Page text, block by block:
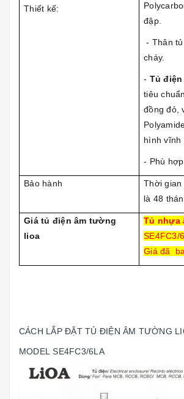
Thiết kế:
đập.
- Thân
cháy.
- Tủ
tiêu
đồng đỏ,
hình vĩnh
- Phù
Bảo hành Thời gian
là 48
Giá tủ điện âm tường
lioa
Tủ nhựa
SE4FC3/
Giá đã
CÁCH LẮP ĐẶT TỦ ĐIỆN ÂM TƯỜNG
MODEL SE4FC3/6LA